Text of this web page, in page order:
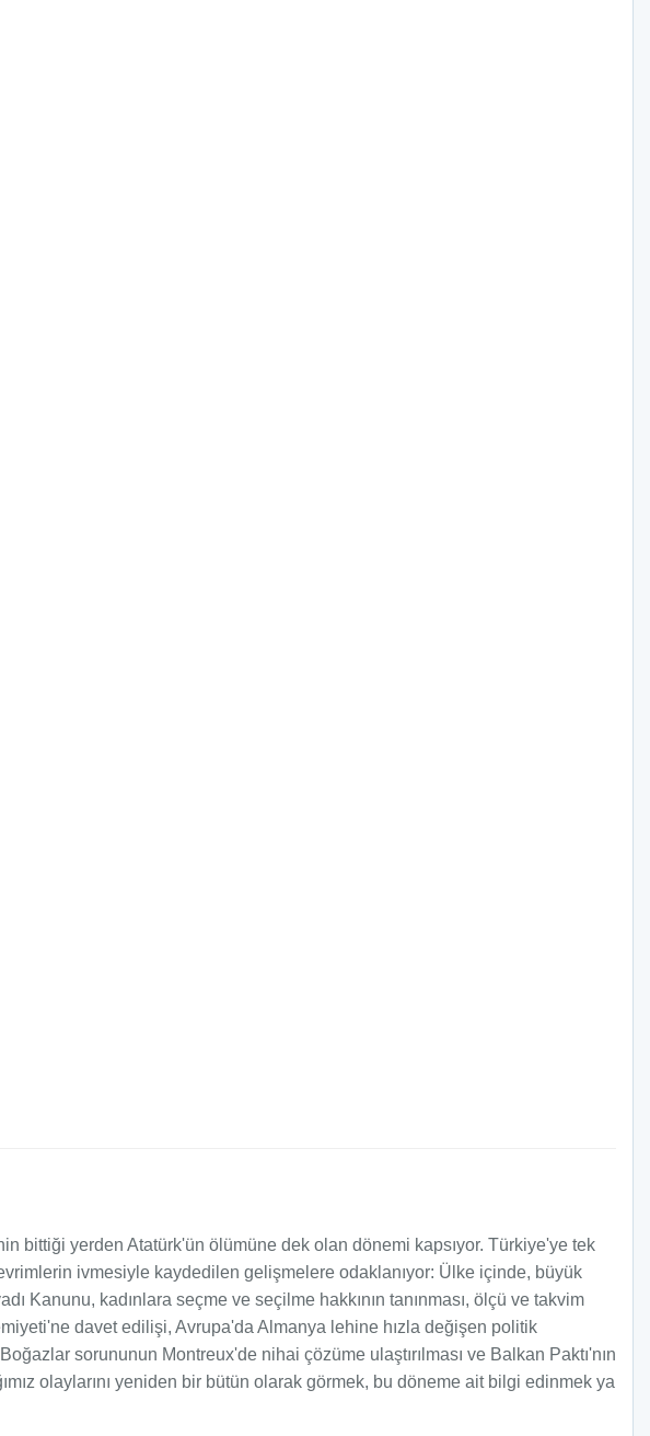
bittiği yerden Atatürk'ün ölümüne dek olan dönemi kapsıyor. Türkiye'ye tek
ivmesiyle kaydedilen gelişmelere odaklanıyor: Ülke içinde, büyük
Kanunu, kadınlara seçme ve seçilme hakkının tanınması, ölçü ve takvim
davet edilişi, Avrupa'da Almanya lehine hızla değişen politik
sorununun Montreux'de nihai çözüme ulaştırılması ve Balkan Paktı'nın
olaylarını yeniden bir bütün olarak görmek, bu döneme ait bilgi edinmek ya